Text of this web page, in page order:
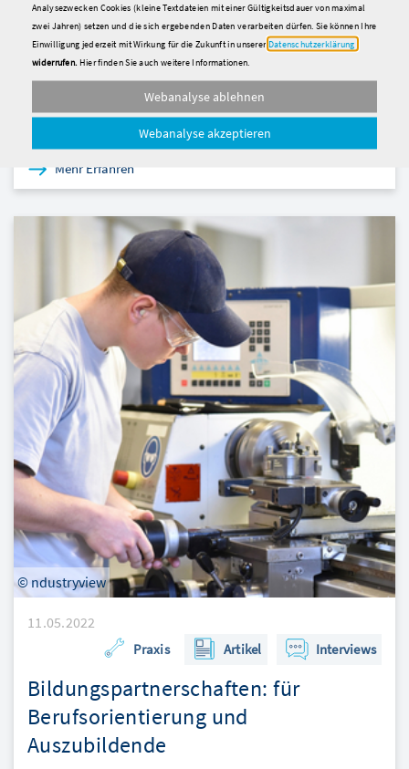
Energie-Scout: Mehrwert für Azubis
und Unternehmen
Als Energie-Scouts helfen Azubis, Kosten zu senken, den
Klimaschutz zu verbessern und sie lernen nebenbei
Projektarbeit. Klingt nicht nur gut, ist es auch …
Mehr Erfahren
© ndustryview
11.05.2022
Praxis Artikel Interviews
Bildungspartnerschaften: für
Berufsorientierung und
Auszubildende
Analysezwecken Cookies (kleine Textdateien mit einer Gültigkeitsdauer von maximal
zwei Jahren) setzen und die sich ergebenden Daten verarbeiten dürfen. Sie können Ihre
Einwilligung jederzeit mit Wirkung für die Zukunft in unserer Datenschutzerklärung
widerrufen. Hier finden Sie auch weitere Informationen.
Webanalyse ablehnen
Webanalyse akzeptieren